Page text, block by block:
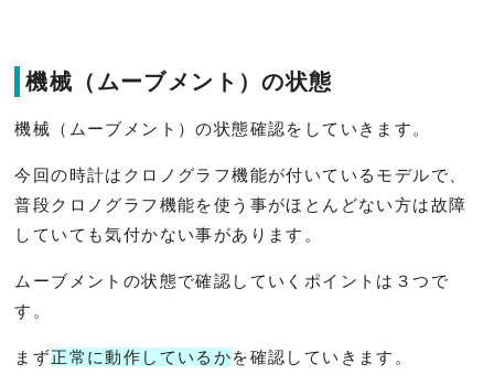
機械（ムーブメント）の状態
機械（ムーブメント）の状態確認をしていきます。
今回の時計はクロノグラフ機能が付いているモデルで、
普段クロノグラフ機能を使う事がほとんどない方は故障
していても気付かない事があります。
ムーブメントの状態で確認していくポイントは３つで
す。
まず正常に動作しているかを確認していきます。